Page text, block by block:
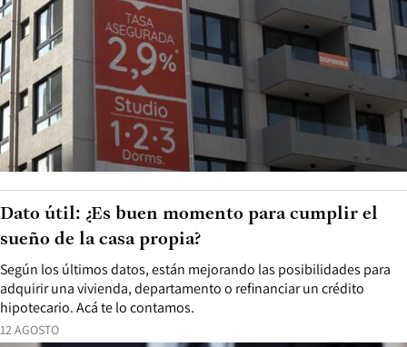
12 AGOSTO
Según los últimos datos, están mejorando las posibilidades para
adquirir una vivienda, departamento o refinanciar un crédito
hipotecario. Acá te lo contamos.
Dato útil: ¿Es buen momento para cumplir el
sueño de la casa propia?